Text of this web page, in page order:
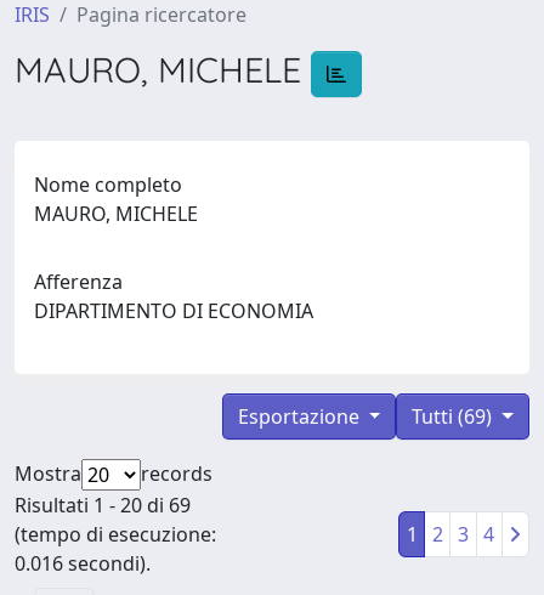
IRIS Pagina ricercatore
MAURO, MICHELE
Nome completo
MAURO, MICHELE
Afferenza
DIPARTIMENTO DI ECONOMIA
Tutti (69)
Esportazione
Mostra
records
Risultati 1 - 20 di 69
(tempo di esecuzione:
0.016 secondi).
1 2 3 4